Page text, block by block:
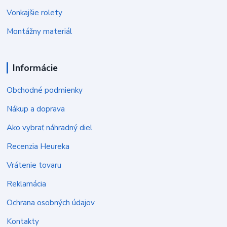
Vonkajšie rolety
Montážny materiál
Informácie
Obchodné podmienky
Nákup a doprava
Ako vybrať náhradný diel
Recenzia Heureka
Vrátenie tovaru
Reklamácia
Ochrana osobných údajov
Kontakty